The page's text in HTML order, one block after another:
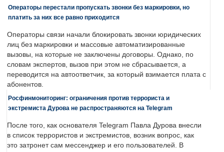
Операторы перестали пропускать звонки без маркировки, но
платить за них все равно приходится
Операторы связи начали блокировать звонки юридических
лиц без маркировки и массовые автоматизированные
вызовы, на которые не заключены договоры. Однако, по
словам экспертов, вызов при этом не сбрасывается, а
переводится на автоответчик, за который взимается плата с
абонентов.
Росфинмониторинг: ограничения против террориста и
экстремиста Дурова не распространяются на Telegram
После того, как основателя Telegram Павла Дурова внесли
в список террористов и экстремистов, возник вопрос, как
это затронет сам мессенджер и его пользователей. В